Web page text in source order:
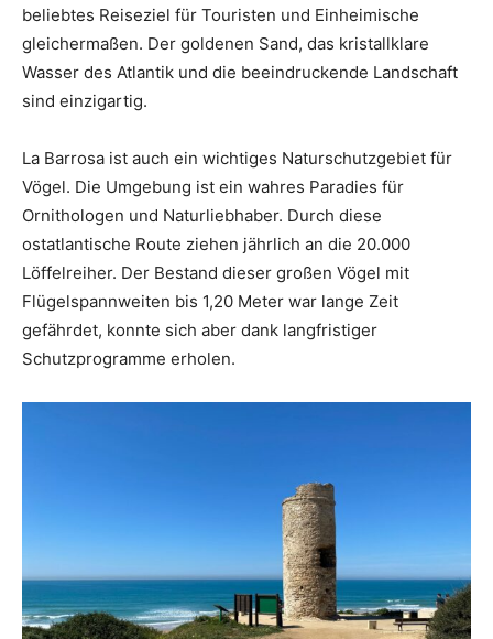
beliebtes Reiseziel für Touristen und Einheimische
gleichermaßen. Der goldenen Sand, das kristallklare
Wasser des Atlantik und die beeindruckende Landschaft
sind einzigartig.
La Barrosa ist auch ein wichtiges Naturschutzgebiet für
Vögel. Die Umgebung ist ein wahres Paradies für
Ornithologen und Naturliebhaber. Durch diese
ostatlantische Route ziehen jährlich an die 20.000
Löffelreiher. Der Bestand dieser großen Vögel mit
Flügelspannweiten bis 1,20 Meter war lange Zeit
gefährdet, konnte sich aber dank langfristiger
Schutzprogramme erholen.